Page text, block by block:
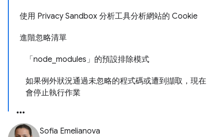
使用 Privacy Sandbox 分析工具分析網站的 Cookie
進階忽略清單
「node_modules」的預設排除模式
如果例外狀況通過未忽略的程式碼或遭到擷取，現在
會停止執行作業
Sofia Emelianova